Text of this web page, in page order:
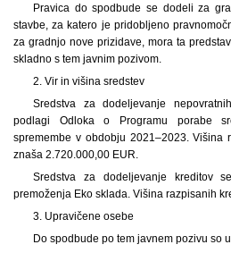
Pravica do spodbude se dodeli za
stavbe, za katero je pridobljeno
za gradnjo nove prizidave, mora ta
skladno s tem javnim pozivom.
2. Vir in višina sredstev
Sredstva za dodeljevanje
podlagi Odloka o Programu porabe
spremembe v obdobju 2021–2023. Višina
znaša 2.720.000,00 EUR.
Sredstva za dodeljevanje kreditov
premoženja Eko sklada. Višina razpisanih
3. Upravičene osebe
Do spodbude po tem javnem pozivu so